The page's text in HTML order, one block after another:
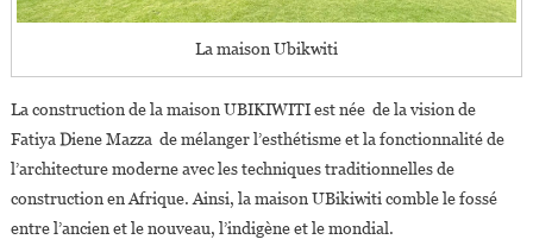
La maison Ubikwiti
La construction de la maison UBIKIWITI est née de la vision de
Fatiya Diene Mazza de mélanger l’esthétisme et la fonctionnalité de
l’architecture moderne avec les techniques traditionnelles de
construction en Afrique. Ainsi, la maison UBikiwiti comble le fossé
entre l’ancien et le nouveau, l’indigène et le mondial.